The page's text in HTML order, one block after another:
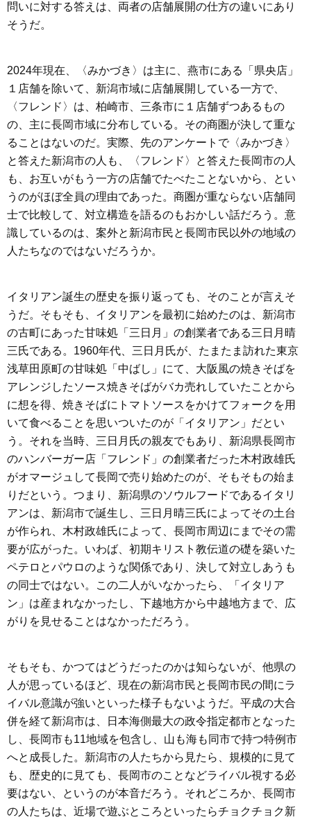
問いに対する答えは、両者の店舗展開の仕方の違いにあり
そうだ。
2024年現在、〈みかづき〉は主に、燕市にある「県央店」
１店舗を除いて、新潟市域に店舗展開している一方で、
〈フレンド〉は、柏崎市、三条市に１店舗ずつあるもの
の、主に長岡市域に分布している。その商圏が決して重な
ることはないのだ。実際、先のアンケートで〈みかづき〉
と答えた新潟市の人も、〈フレンド〉と答えた長岡市の人
も、お互いがもう一方の店舗でたべたことないから、とい
うのがほぼ全員の理由であった。商圏が重ならない店舗同
士で比較して、対立構造を語るのもおかしい話だろう。意
識しているのは、案外と新潟市民と長岡市民以外の地域の
人たちなのではないだろうか。
イタリアン誕生の歴史を振り返っても、そのことが言えそ
うだ。そもそも、イタリアンを最初に始めたのは、新潟市
の古町にあった甘味処「三日月」の創業者である三日月晴
三氏である。1960年代、三日月氏が、たまたま訪れた東京
浅草田原町の甘味処「中ばし」にて、大阪風の焼きそばを
アレンジしたソース焼きそばがバカ売れしていたことから
に想を得、焼きそばにトマトソースをかけてフォークを用
いて食べることを思いついたのが「イタリアン」だとい
う。それを当時、三日月氏の親友でもあり、新潟県長岡市
のハンバーガー店「フレンド」の創業者だった木村政雄氏
がオマージュして長岡で売り始めたのが、そもそもの始ま
りだという。つまり、新潟県のソウルフードであるイタリ
アンは、新潟市で誕生し、三日月晴三氏によってその土台
が作られ、木村政雄氏によって、長岡市周辺にまでその需
要が広がった。いわば、初期キリスト教伝道の礎を築いた
ペテロとパウロのような関係であり、決して対立しあうも
の同士ではない。この二人がいなかったら、「イタリア
ン」は産まれなかったし、下越地方から中越地方まで、広
がりを見せることはなかっただろう。
そもそも、かつてはどうだったのかは知らないが、他県の
人が思っているほど、現在の新潟市民と長岡市民の間にラ
イバル意識が強いといった様子もないようだ。平成の大合
併を経て新潟市は、日本海側最大の政令指定都市となった
し、長岡市も11地域を包含し、山も海も同市で持つ特例市
へと成長した。新潟市の人たちから見たら、規模的に見て
も、歴史的に見ても、長岡市のことなどライバル視する必
要はない、というのが本音だろう。それどころか、長岡市
の人たちは、近場で遊ぶところといったらチョクチョク新